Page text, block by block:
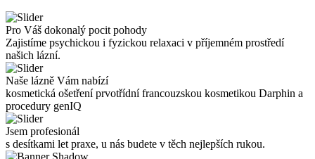
Pro Váš dokonalý pocit pohody
Zajistíme psychickou i fyzickou relaxaci v příjemném prostředí
našich lázní.
Naše lázně Vám nabízí
kosmetická ošetření prvotřídní francouzskou kosmetikou Darphin a
procedury genIQ
Jsem profesionál
s desítkami let praxe, u nás budete v těch nejlepších rukou.